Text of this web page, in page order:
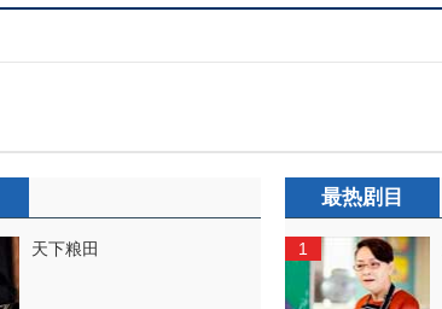
天下粮田
最热剧目
1